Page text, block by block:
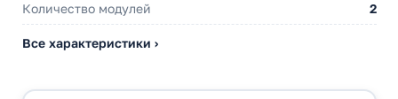
Количество модулей 2
Все характеристики ›